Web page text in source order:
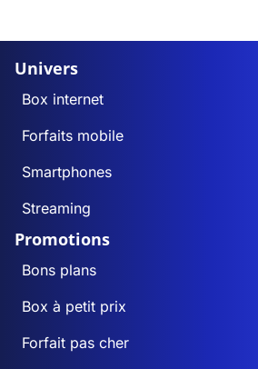
Univers
Box internet
Forfaits mobile
Smartphones
Streaming
Promotions
Bons plans
Box à petit prix
Forfait pas cher